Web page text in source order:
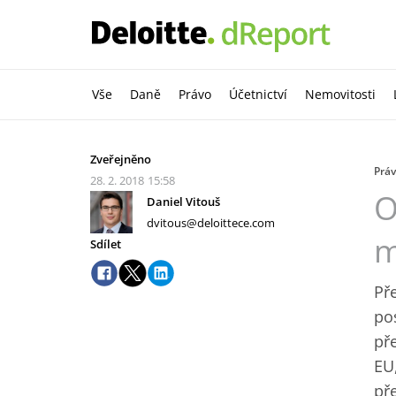
Vše Daně Právo Účetnictví Nemovitosti
Zveřejněno
28. 2. 2018 15:58
Daniel Vitouš
dvitous@deloittece.com
Sdílet